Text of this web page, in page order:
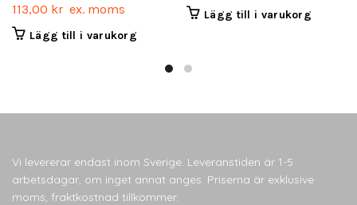
113,00 kr ex. moms
Lägg till i varukorg
Lägg till i varukorg
Vi levererar endast inom Sverige. Leveranstiden är 1-5
arbetsdagar, om inget annat anges. Priserna är exklusive
moms, fraktkostnad tillkommer.